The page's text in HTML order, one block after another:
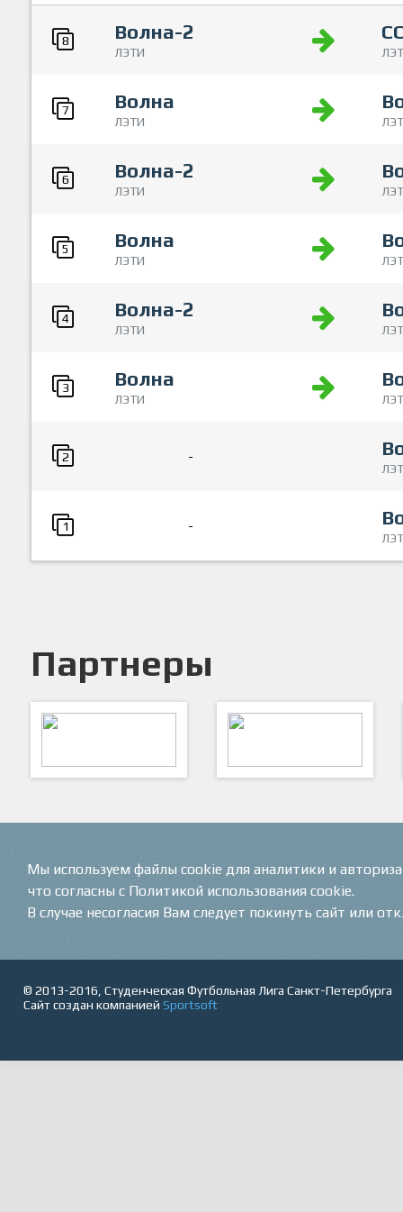
8 Волна-2
ЛЭТИ
7 Волна
ЛЭТИ
6 Волна-2
ЛЭТИ
5 Волна
ЛЭТИ
4 Волна-2
ЛЭТИ
3 Волна
ЛЭТИ
2 -
1 -
Партнеры
© 2013-2016, Студенческая Футбольная Лига Санкт-Петербурга
Сайт создан компанией Sportsoft
Мы используем файлы cookie для аналитики и
что согласны с Политикой использования cookie.
В случае несогласия Вам следует покинуть сайт или